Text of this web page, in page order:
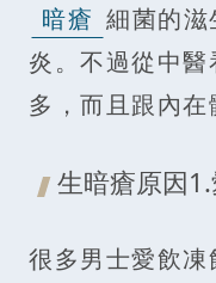
暗瘡 細菌的滋
炎。不過從中醫
多，而且跟內在
生暗瘡原因
很多男士愛飲